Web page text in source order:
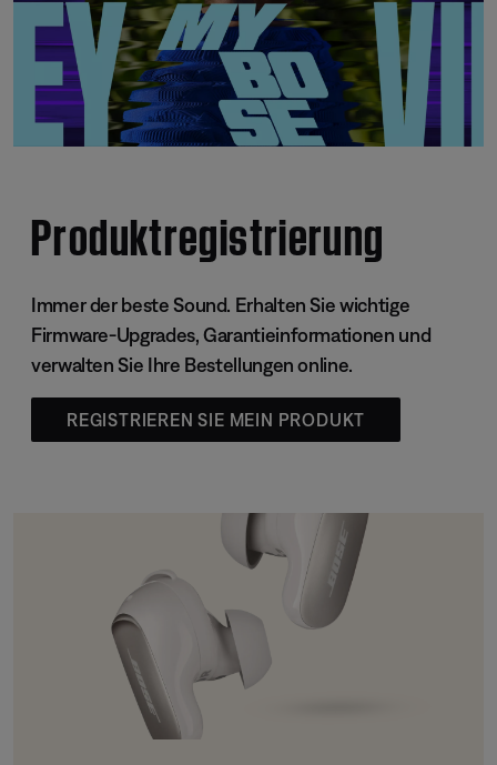
Produktregistrierung
Immer der beste Sound. Erhalten Sie wichtige
Firmware-Upgrades, Garantieinformationen und
verwalten Sie Ihre Bestellungen online.
REGISTRIEREN SIE MEIN PRODUKT